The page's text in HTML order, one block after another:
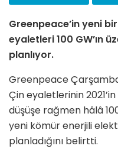
Greenpeace’in yeni
eyaletleri 100 GW’ın
planlıyor.
Greenpeace
Çin eyaletlerinin
düşüşe rağmen hâlâ
yeni kömür enerjili
planladığını belirtti.